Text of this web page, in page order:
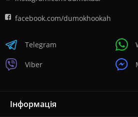
facebook.com/dumokhookah
Telegram
Viber
Інформація